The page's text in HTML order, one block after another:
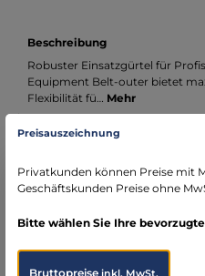
Beschreibung
Robuster Einsatzgürtel für
Equipment Belt-outer bietet
Flexibilität fü… Mehr
Folgende Infos zum Hersteller
Bewertungen
Preisauszeichnung
Privatkunden können Preise mit
Geschäftskunden Preise ohne
Bitte wählen Sie Ihre
Bruttopreiseinkl. MwSt.